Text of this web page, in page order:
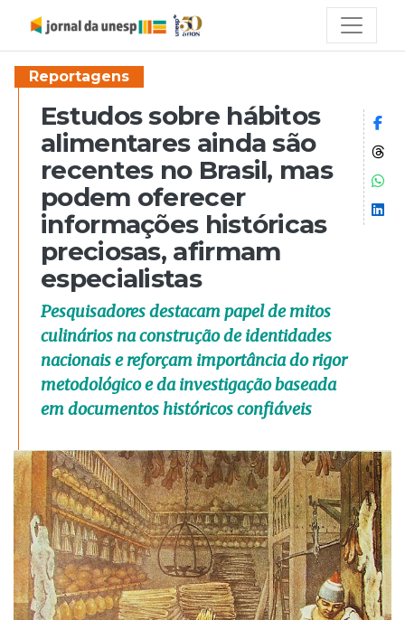
Reportagens
Estudos sobre hábitos
alimentares ainda são
recentes no Brasil, mas
podem oferecer
informações históricas
preciosas, afirmam
especialistas
Pesquisadores destacam papel de mitos
culinários na construção de identidades
nacionais e reforçam importância do rigor
metodológico e da investigação baseada
em documentos históricos confiáveis